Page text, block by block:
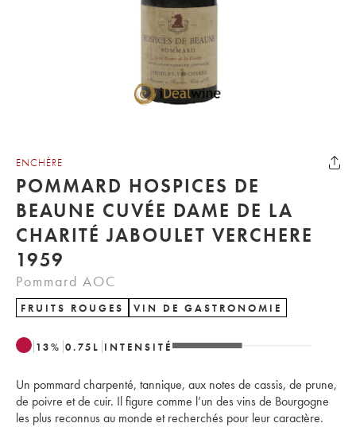
ENCHÈRE
POMMARD HOSPICES DE
BEAUNE CUVÉE DAME DE LA
CHARITÉ JABOULET VERCHERE
1959
Pommard AOC
FRUITS ROUGES VIN DE GASTRONOMIE
13% 0.75 L INTENSITÉ
Un pommard charpenté, tannique, aux notes de cassis, de prune,
de poivre et de cuir. Il figure comme l’un des vins de Bourgogne
les plus reconnus au monde et recherchés pour leur caractère.